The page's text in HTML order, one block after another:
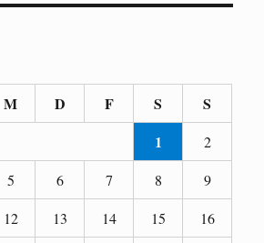
M D F S
S
1
2
5 6 7 8
9
12 13 14 15
16